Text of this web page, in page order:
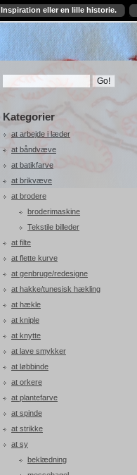
Inspiration eller en lille historie.
Kategorier
at arbejde i læder
at båndvæve
at batikfarve
at brikvæve
at brodere
broderimaskine
Tekstile billeder
at filte
at flette kurve
at genbruge/redesigne
at hakke/tunesisk hækling
at hækle
at kniple
at knytte
at lave smykker
at løbbinde
at orkere
at plantefarve
at spinde
at strikke
at sy
beklædning